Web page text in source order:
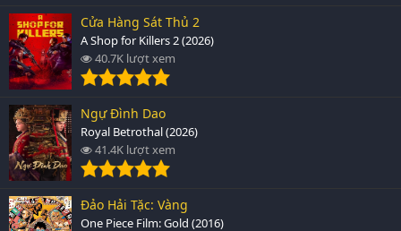
Cửa Hàng Sát Thủ 2
A Shop for Killers 2 (2026)
40.7K lượt xem
Ngự Đình Dao
Royal Betrothal (2026)
41.4K lượt xem
Đảo Hải Tặc: Vàng
One Piece Film: Gold (2016)